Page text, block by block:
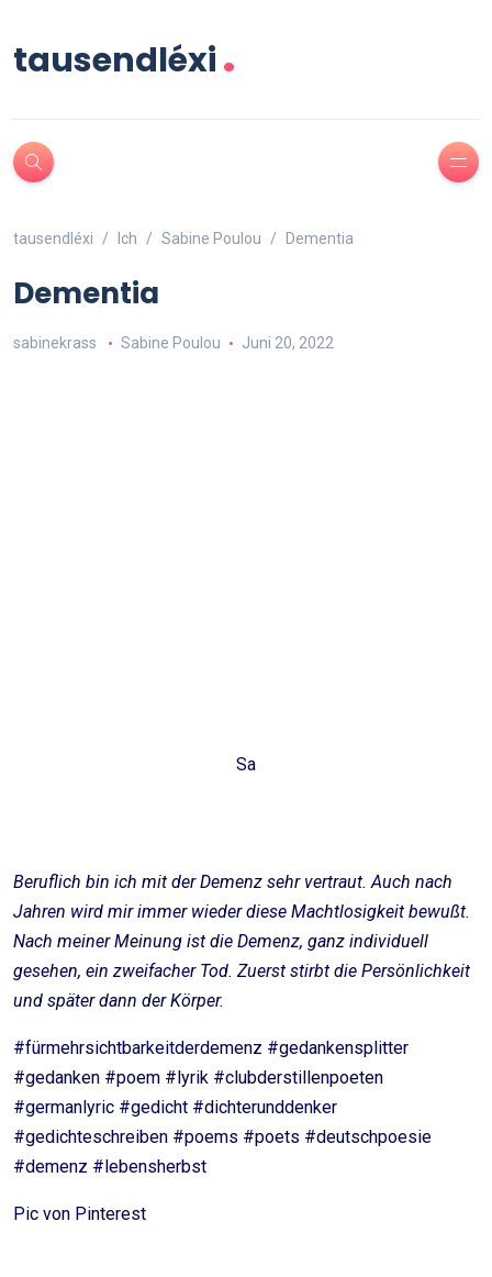
tausendléxi.
tausendléxi Ich Sabine Poulou Dementia
Dementia
sabinekrass Sabine Poulou Juni 20, 2022
Sa
Beruflich bin ich mit der Demenz sehr vertraut. Auch nach
Jahren wird mir immer wieder diese Machtlosigkeit bewußt.
Nach meiner Meinung ist die Demenz, ganz individuell
gesehen, ein zweifacher Tod. Zuerst stirbt die Persönlichkeit
und später dann der Körper.
#fürmehrsichtbarkeitderdemenz #gedankensplitter
#gedanken #poem #lyrik #clubderstillenpoeten
#germanlyric #gedicht #dichterunddenker
#gedichteschreiben #poems #poets #deutschpoesie
#demenz #lebensherbst
Pic von Pinterest